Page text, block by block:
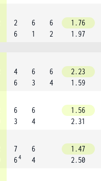
2
6
6
1
6
2
1.76
1.97
4
6
6
3
6
4
2.23
1.59
6
3
6
4
1.56
2.31
7
64
6
4
1.47
2.50